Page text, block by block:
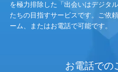
を極力排除した「出会いはデジタ
たちの目指すサービスです。ご依
ーム、またはお電話で可能です。
お電話での